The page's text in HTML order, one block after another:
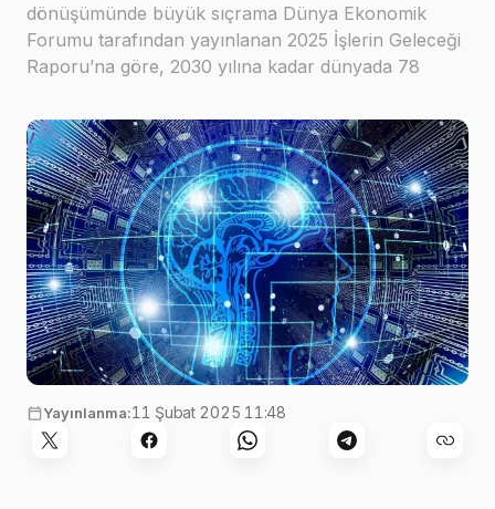
dönüşümünde büyük sıçrama Dünya Ekonomik
Forumu tarafından yayınlanan 2025 İşlerin Geleceği
Raporu’na göre, 2030 yılına kadar dünyada 78
Photo bygeralt onPixabay
Yayınlanma:11 Şubat 2025 11:48